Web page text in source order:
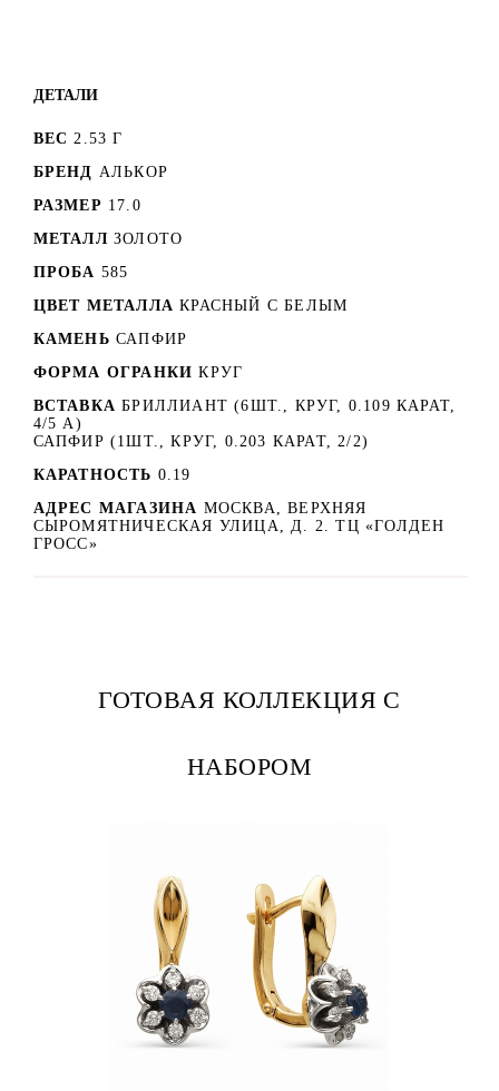
ДЕТАЛИ
ВЕС 2.53 Г
БРЕНД АЛЬКОР
РАЗМЕР 17.0
МЕТАЛЛ ЗОЛОТО
ПРОБА 585
ЦВЕТ МЕТАЛЛА КРАСНЫЙ C БЕЛЫМ
КАМЕНЬ САПФИР
ФОРМА ОГРАНКИ КРУГ
ВСТАВКА БРИЛЛИАНТ (6ШТ., КРУГ, 0.109 КАРАТ,
4/5 А)
САПФИР (1ШТ., КРУГ, 0.203 КАРАТ, 2/2)
КАРАТНОСТЬ 0.19
АДРЕС МАГАЗИНА МОСКВА, ВЕРХНЯЯ
СЫРОМЯТНИЧЕСКАЯ УЛИЦА, Д. 2. ТЦ «ГОЛДЕН
ГРОСС»
ГОТОВАЯ КОЛЛЕКЦИЯ С
НАБОРОМ